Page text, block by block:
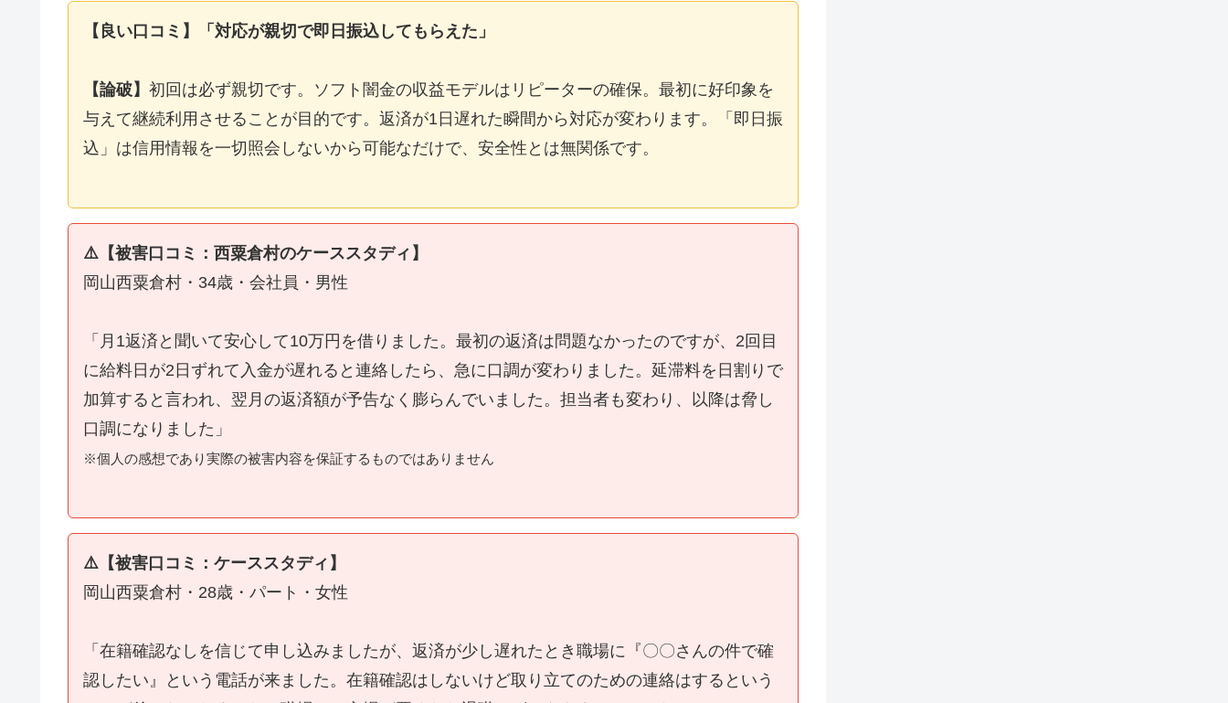
【良い口コミ】「対応が親切で即日振込してもらえた」
【論破】 初回は必ず親切です。ソフト闇金の収益モデルはリピーターの確保。最初に好印象を
与えて継続利用させることが目的です。返済が1日遅れた瞬間から対応が変わります。「即日振
込」は信用情報を一切照会しないから可能なだけで、安全性とは無関係です。
⚠️【被害口コミ：西粟倉村のケーススタディ】
岡山西粟倉村・34歳・会社員・男性
「月1返済と聞いて安心して10万円を借りました。最初の返済は問題なかったのですが、2回目
に給料日が2日ずれて入金が遅れると連絡したら、急に口調が変わりました。延滞料を日割りで
加算すると言われ、翌月の返済額が予告なく膨らんでいました。担当者も変わり、以降は脅し
口調になりました」
※個人の感想であり実際の被害内容を保証するものではありません
⚠️【被害口コミ：ケーススタディ】
岡山西粟倉村・28歳・パート・女性
「在籍確認なしを信じて申し込みましたが、返済が少し遅れたとき職場に『〇〇さんの件で確
認したい』という電話が来ました。在籍確認はしないけど取り立てのための連絡はするという